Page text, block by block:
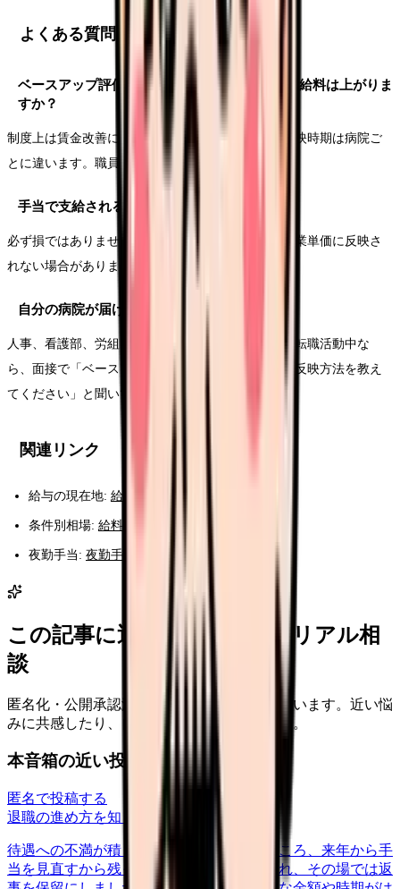
よくある質問
ベースアップ評価料を取っている病院なら必ず給料は上がりま
すか？
制度上は賃金改善に使う前提ですが、配分方法や反映時期は病院ご
とに違います。職員説明を確認しましょう。
手当で支給されるのは損ですか？
必ず損ではありません。ただし、賞与・退職金・残業単価に反映さ
れない場合があります。
自分の病院が届け出ているか分からない時は？
人事、看護部、労組、職員説明資料で確認します。転職活動中な
ら、面接で「ベースアップ評価料の届出と給与への反映方法を教え
てください」と聞いて問題ありません。
関連リンク
給与の現在地: 給料コンパスで無料診断
条件別相場: 給料データを見る
夜勤手当: 夜勤手当は2026年に上がる？
この記事に近い看護師さんのリアル相
談
匿名化・公開承認済みの本音だけを表示しています。近い悩
みに共感したり、自分の状況を投稿できます。
本音箱の近い投稿
匿名で投稿する
退職の進め方を知りたい
2026/6/27
待遇への不満が積もって退職を申し出たところ、来年から手
当を見直すから残ってほしいと引き止められ、その場では返